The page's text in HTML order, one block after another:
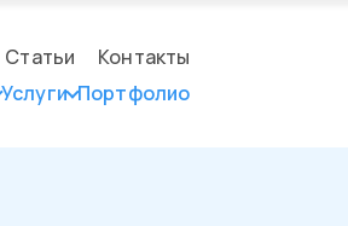
Статьи
Контакты
Услуги Портфолио